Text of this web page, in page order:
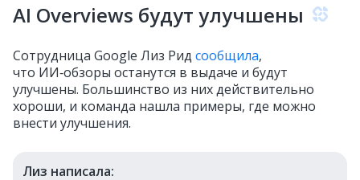
AI Overviews будут улучшены
Сотрудница Google Лиз Рид сообщила,
что ИИ‑обзоры останутся в выдаче и будут
улучшены. Большинство из них действительно
хороши, и команда нашла примеры, где можно
внести улучшения.
Лиз написала: